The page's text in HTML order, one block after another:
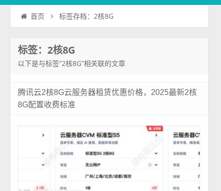
首页 标签存档：2核8G
标签：2核8G
以下是与标签“2核8G”相关联的文章
腾讯云2核8G云服务器租赁优惠价格，2025最新2核
8G配置收费标准